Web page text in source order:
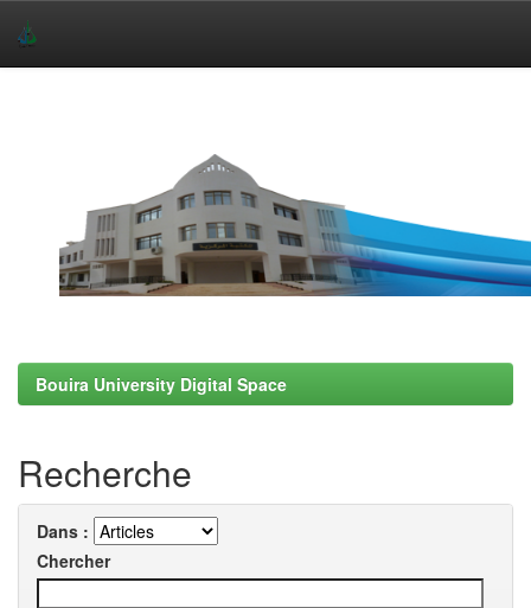
Bouira University Digital Space
Recherche
Dans :
Chercher